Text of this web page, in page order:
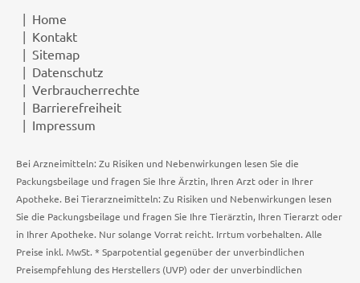
Home
Kontakt
Sitemap
Datenschutz
Verbraucherrechte
Barrierefreiheit
Impressum
Bei Arzneimitteln: Zu Risiken und Nebenwirkungen lesen Sie die
Packungsbeilage und fragen Sie Ihre Ärztin, Ihren Arzt oder in Ihrer
Apotheke. Bei Tierarzneimitteln: Zu Risiken und Nebenwirkungen lesen
Sie die Packungsbeilage und fragen Sie Ihre Tierärztin, Ihren Tierarzt oder
in Ihrer Apotheke. Nur solange Vorrat reicht. Irrtum vorbehalten. Alle
Preise inkl. MwSt. * Sparpotential gegenüber der unverbindlichen
Preisempfehlung des Herstellers (UVP) oder der unverbindlichen